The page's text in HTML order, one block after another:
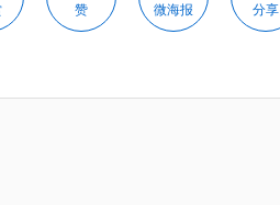
赞 微海报 分享